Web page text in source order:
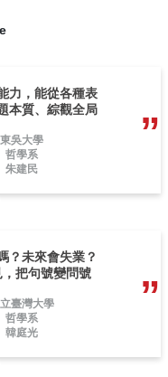
力，能從各種表
本質、綜觀全局
東吳大學
哲學系
朱建民
？未來會失業？
把句號變問號
臺灣大學
哲學系
韓庭光